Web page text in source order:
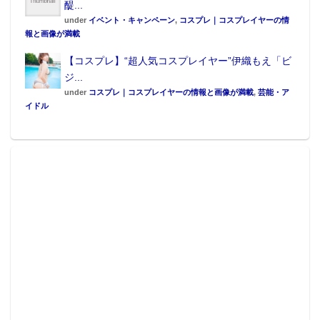
醍...
under イベント・キャンペーン, コスプレ｜コスプレイヤーの情
報と画像が満載
【コスプレ】“超人気コスプレイヤー”伊織もえ「ビ
ジ...
under コスプレ｜コスプレイヤーの情報と画像が満載, 芸能・ア
イドル